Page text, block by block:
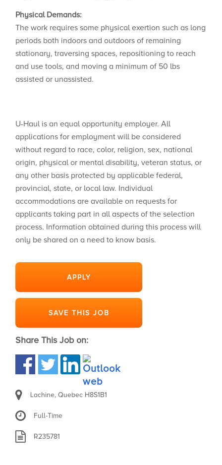
Physical Demands:
The work requires some physical exertion such as long
periods both indoors and outdoors of remaining
stationary, traversing spaces, repositioning to reach
and use tools, and moving a minimum of 50 lbs
assisted or unassisted.
U-Haul is an equal opportunity employer. All
applications for employment will be considered
without regard to race, color, religion, sex, national
origin, physical or mental disability, veteran status, or
any other basis protected by applicable federal,
provincial, state, or local law. Individual
accommodations are available on requests for
applicants taking part in all aspects of the selection
process. Information obtained during this process will
only be shared on a need to know basis.
APPLY
SAVE THIS JOB
Share This Job on:
Lachine, Quebec H8S1B1
Full-Time
R235781